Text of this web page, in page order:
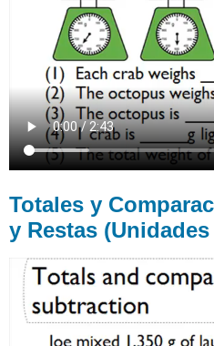
Totales y
y Restas